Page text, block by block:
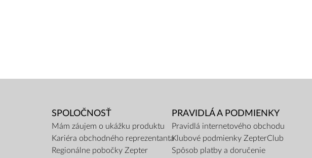
SPOLOČNOSŤ
Mám záujem o ukážku produktu
Kariéra obchodného reprezentanta
Regionálne pobočky Zepter
PRAVIDLÁ A PODMIENKY
Pravidlá internetového obchodu
Klubové podmienky ZepterClub
Spôsob platby a doručenie